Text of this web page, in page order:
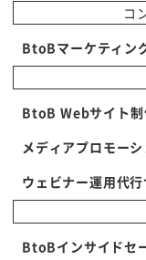
コ
BtoBマーケティン
BtoB Webサイト制
メディアプロモーシ
ウェビナー運用代
BtoBインサイドセ